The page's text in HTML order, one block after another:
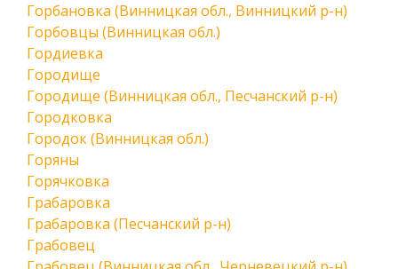
Горбановка (Винницкая обл., Винницкий р-н)
Горбовцы (Винницкая обл.)
Гордиевка
Городище
Городище (Винницкая обл., Песчанский р-н)
Городковка
Городок (Винницкая обл.)
Горяны
Горячковка
Грабаровка
Грабаровка (Песчанский р-н)
Грабовец